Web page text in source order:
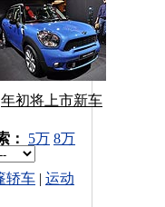
年初将上市新车
： 5万 8万
轿车 | 运动